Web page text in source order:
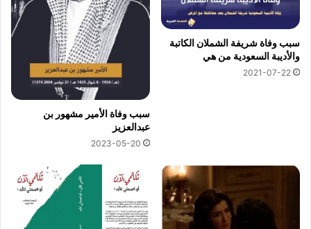
سبب وفاة شريفة الشملان الكاتبة
والأديبة السعودية من هي
2021-07-22
سبب وفاة الأمير مشهور بن
عبدالعزيز
2023-05-20